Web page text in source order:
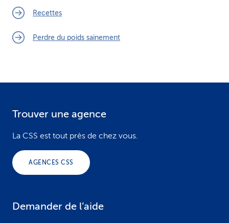
Recettes
Perdre du poids sainement
Trouver une agence
La CSS est tout près de chez vous.
AGENCES CSS
Demander de l’aide